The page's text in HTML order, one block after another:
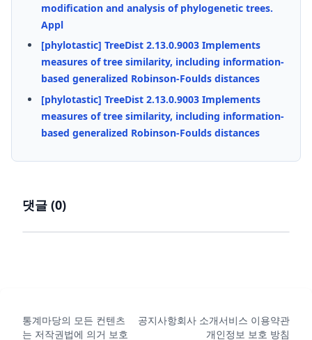
modification and analysis of phylogenetic trees.
Appl
[phylotastic] TreeDist 2.13.0.9003 Implements
measures of tree similarity, including information-
based generalized Robinson-Foulds distances
[phylotastic] TreeDist 2.13.0.9003 Implements
measures of tree similarity, including information-
based generalized Robinson-Foulds distances
댓글 (0)
통계마당의 모든 컨텐츠
는 저작권법에 의거 보호
공지사항회사 소개서비스 이용약관
개인정보 보호 방침